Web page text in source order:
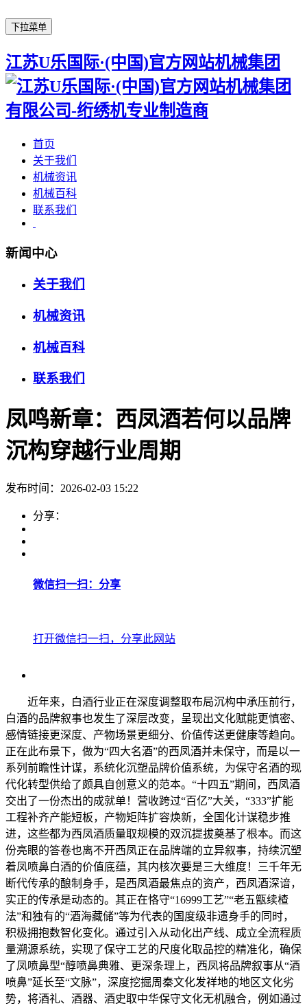
下拉菜单
江苏U乐国际·(中国)官方网站机械集团
首页
关于我们
机械资讯
机械百科
联系我们
新闻中心
关于我们
机械资讯
机械百科
联系我们
凤鸣新章：西凤酒若何以品牌
沉构穿越行业周期
发布时间：2026-02-03 15:22
分享：
微信扫一扫：分享
打开微信扫一扫，分享此网站
近年来，白酒行业正在深度调整取布局沉构中承压前行，
白酒的品牌叙事也发生了深层改变，呈现出文化赋能更慎密、
感情链接更深度、产物场景更细分、价值传送更健康等趋向。
正在此布景下，做为“四大名酒”的西凤酒并未保守，而是以一
系列前瞻性计谋，系统化沉塑品牌价值系统，为保守名酒的现
代化转型供给了颇具自创意义的范本。“十四五”期间，西凤酒
交出了一份杰出的成就单！营收跨过“百亿”大关，“333”扩能
工程补齐产能短板，产物矩阵扩容焕新，全国化计谋稳步推
进，这些都为西凤酒质量取规模的双沉提拔奠基了根本。而这
份亮眼的答卷也离不开西凤正在品牌端的立异叙事，持续沉塑
着凤喷鼻白酒的价值底蕴，其内核次要是三大维度！三千年无
断代传承的酿制身手，是西凤酒最焦点的资产，西凤酒深谙，
实正的传承是动态的。其正在恪守“16999工艺”“老五甑续楂
法”和独有的“酒海藏储”等为代表的国度级非遗身手的同时，
积极拥抱数智化变化。通过引入从动化出产线、成立全流程质
量溯源系统，实现了保守工艺的尺度化取品控的精准化，确保
了凤喷鼻型“醇喷鼻典雅、更深条理上，西凤将品牌叙事从“酒
喷鼻”延长至“文脉”，深度挖掘周秦文化发祥地的地区文化劣
势，将酒礼、酒器、酒史取中华保守文化无机融合，例如通过